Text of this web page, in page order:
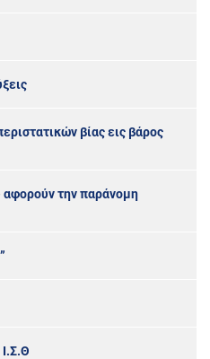
βίας εις βάρος
αφορούν την παράνομη